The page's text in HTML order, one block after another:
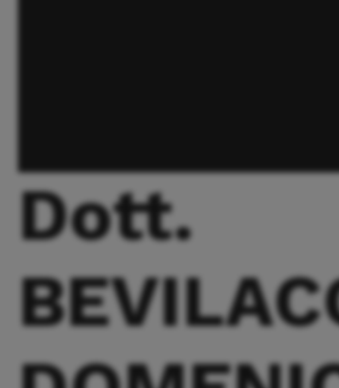
Dott.